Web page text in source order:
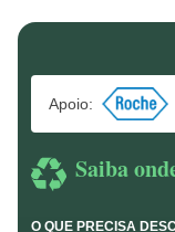
Apoio:
Saiba
O QUE PRECISA